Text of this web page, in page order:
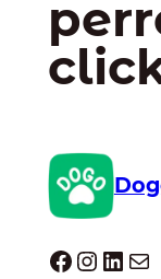
Dogo facebook InstagramLinkedIn Correo electrónico